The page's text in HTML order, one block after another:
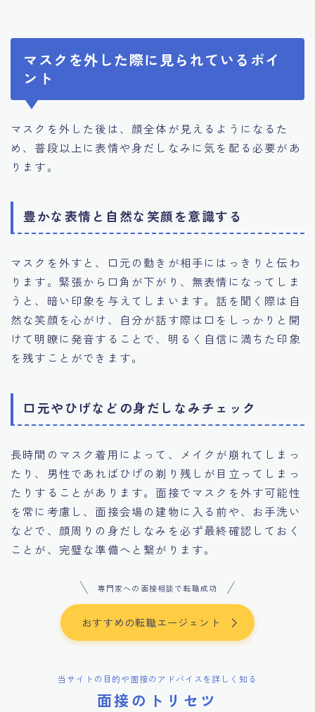
マスクを外した際に見られているポイ
ント
マスクを外した後は、顔全体が見えるようになるた
め、普段以上に表情や身だしなみに気を配る必要があ
ります。
豊かな表情と自然な笑顔を意識する
マスクを外すと、口元の動きが相手にはっきりと伝わ
ります。緊張から口角が下がり、無表情になってしま
うと、暗い印象を与えてしまいます。話を聞く際は自
然な笑顔を心がけ、自分が話す際は口をしっかりと開
けて明瞭に発音することで、明るく自信に満ちた印象
を残すことができます。
口元やひげなどの身だしなみチェック
長時間のマスク着用によって、メイクが崩れてしまっ
たり、男性であればひげの剃り残しが目立ってしまっ
たりすることがあります。面接でマスクを外す可能性
を常に考慮し、面接会場の建物に入る前や、お手洗い
などで、顔周りの身だしなみを必ず最終確認しておく
ことが、完璧な準備へと繋がります。
専門家への面接相談で転職成功
おすすめの転職エージェント
当サイトの目的や面接のアドバイスを詳しく知る
面接のトリセツ